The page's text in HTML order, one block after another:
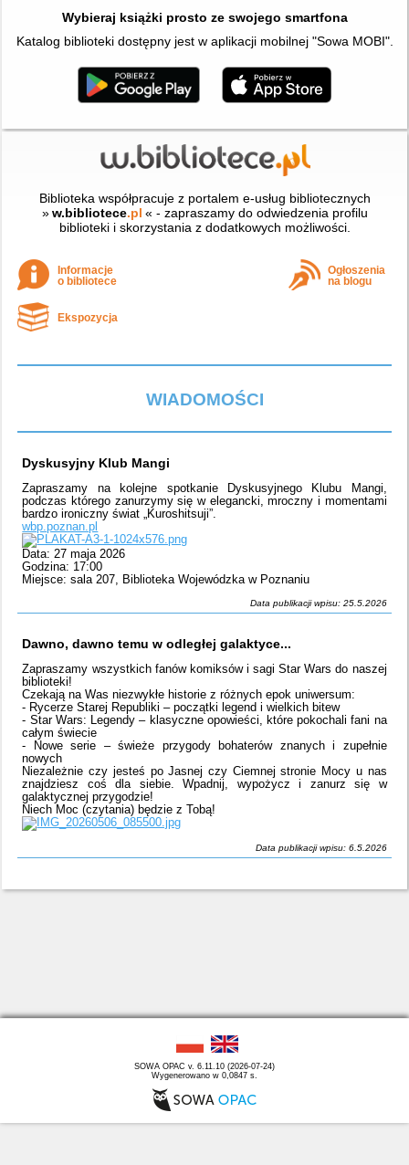
Wybieraj książki prosto ze swojego smartfona
Katalog biblioteki dostępny jest w aplikacji mobilnej "Sowa MOBI".
Biblioteka współpracuje z portalem e-usług bibliotecznych
» w.bibliotece.pl « - zapraszamy do odwiedzenia profilu
biblioteki i skorzystania z dodatkowych możliwości.
Informacje
o bibliotece
Ogłoszenia
na blogu
Ekspozycja
WIADOMOŚCI
Dyskusyjny Klub Mangi
Zapraszamy na kolejne spotkanie Dyskusyjnego Klubu Mangi,
podczas którego zanurzymy się w elegancki, mroczny i momentami
bardzo ironiczny świat „Kuroshitsuji”.
wbp.poznan.pl
Data: 27 maja 2026
Godzina: 17:00
Miejsce: sala 207, Biblioteka Wojewódzka w Poznaniu
Data publikacji wpisu: 25.5.2026
Dawno, dawno temu w odległej galaktyce...
Zapraszamy wszystkich fanów komiksów i sagi Star Wars do naszej
biblioteki!
Czekają na Was niezwykłe historie z różnych epok uniwersum:
- Rycerze Starej Republiki – początki legend i wielkich bitew
- Star Wars: Legendy – klasyczne opowieści, które pokochali fani na
całym świecie
- Nowe serie – świeże przygody bohaterów znanych i zupełnie
nowych
Niezależnie czy jesteś po Jasnej czy Ciemnej stronie Mocy u nas
znajdziesz coś dla siebie. Wpadnij, wypożycz i zanurz się w
galaktycznej przygodzie!
Niech Moc (czytania) będzie z Tobą!
Data publikacji wpisu: 6.5.2026
SOWA OPAC v. 6.11.10 (2026-07-24)
Wygenerowano w 0,0847 s.